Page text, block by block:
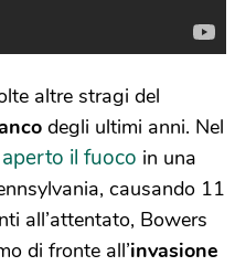
altre stragi del
degli ultimi anni. Nel
il fuoco in una
causando 11
all’attentato, Bowers
di fronte all’invasione